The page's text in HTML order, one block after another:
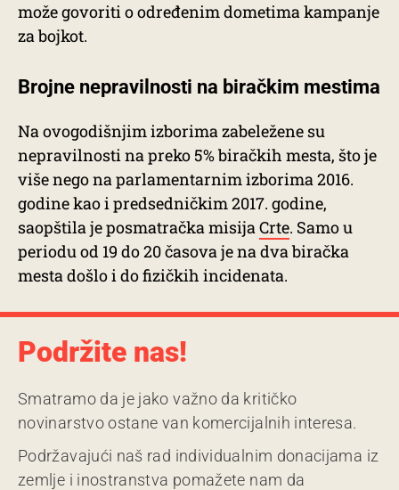
može govoriti o određenim dometima kampanje
za bojkot.
Brojne nepravilnosti na biračkim mestima
Na ovogodišnjim izborima zabeležene su
nepravilnosti na preko 5% biračkih mesta, što je
više nego na parlamentarnim izborima 2016.
godine kao i predsedničkim 2017. godine,
saopštila je posmatračka misijaCrte. Samo u
periodu od 19 do 20 časova je na dva biračka
mesta došlo i do fizičkih incidenata.
Podržite nas!
Smatramo da je jako važno da kritičko
novinarstvo ostane van komercijalnih interesa.
Podržavajući naš rad individualnim donacijama iz
zemlje i inostranstva pomažete nam da